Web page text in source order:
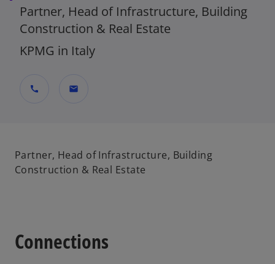
Partner, Head of Infrastructure, Building
Construction & Real Estate
KPMG in Italy
call mail
Partner, Head of Infrastructure, Building
Construction & Real Estate
Connections